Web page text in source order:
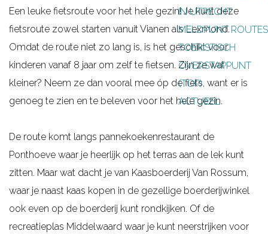
IN UTRECHT
MELDPUNT ROUTES
TOERISTISCH
OVERSTAPPUNT
(TOP)
ACTUEEL
Een leuke fietsroute voor het hele gezin! Je kunt deze
fietsroute zowel starten vanuit Vianen als Lexmond.
Omdat de route niet zo lang is, is het geschikt voor
kinderen vanaf 8 jaar om zelf te fietsen. Zijn ze wat
kleiner? Neem ze dan vooral mee óp de fiets, want er is
genoeg te zien en te beleven voor het hele gezin.
De route komt langs pannekoekenrestaurant de
Ponthoeve waar je heerlijk op het terras aan de lek kunt
zitten. Maar wat dacht je van Kaasboerderij Van Rossum,
waar je naast kaas kopen in de gezellige boerderijwinkel
ook even op de boerderij kunt rondkijken. Of de
recreatieplas Middelwaard waar je kunt neerstrijken voor